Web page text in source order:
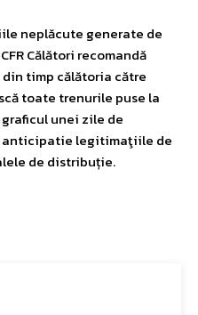
neplăcute generate de
Călători recomandă
timp călătoria către
toate trenurile puse la
unei zile de
anticipatie legitimaţiile de
de distribuție.